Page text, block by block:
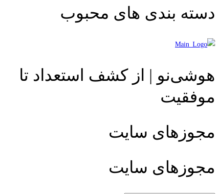
دسته بندی های محبوب
هوشی‌نو | از کشف استعداد تا
موفقیت
مجوزهای سایت
مجوزهای سایت